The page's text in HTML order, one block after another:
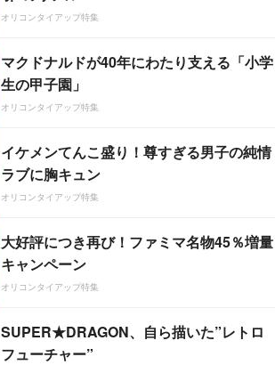
オリコンタイアップ特集
マクドナルドが40年にわたり支える「小学
生の甲子園」
オリコンタイアップ特集
イケメンてんこ盛り！尊すぎる男子の純情
ラブに胸キュン
オリコンタイアップ特集
大好評につき再び！ファミマ名物45％増量
キャンペーン
オリコンタイアップ特集
SUPER★DRAGON、自ら描いた”レトロ
フューチャー”